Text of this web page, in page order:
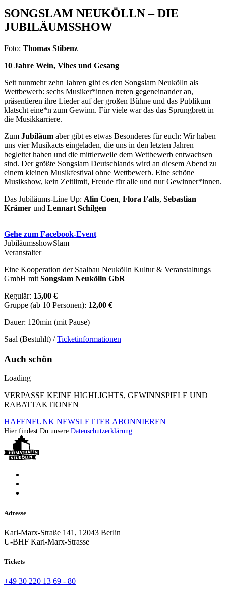
SONGSLAM NEUKÖLLN – DIE
JUBILÄUMSSHOW
Foto: Thomas Stibenz
10 Jahre Wein, Vibes und Gesang
Seit nunmehr zehn Jahren gibt es den Songslam Neukölln als
Wettbewerb: sechs Musiker*innen treten gegeneinander an,
präsentieren ihre Lieder auf der großen Bühne und das Publikum
klatscht eine*n zum Gewinn. Für viele war das das Sprungbrett in
die Musikkarriere.
Zum Jubiläum aber gibt es etwas Besonderes für euch: Wir haben
uns vier Musikacts eingeladen, die uns in den letzten Jahren
begleitet haben und die mittlerweile dem Wettbewerb entwachsen
sind. Der größte Songslam Deutschlands wird an diesem Abend zu
einem kleinen Musikfestival ohne Wettbewerb. Eine schöne
Musikshow, kein Zeitlimit, Freude für alle und nur Gewinner*innen.
Das Jubiläums-Line Up: Alin Coen, Flora Falls, Sebastian
Krämer und Lennart Schilgen
Gehe zum Facebook-Event
JubiläumsshowSlam
Veranstalter
Eine Kooperation der Saalbau Neukölln Kultur & Veranstaltungs
GmbH mit Songslam Neukölln GbR
Regulär: 15,00 €
Gruppe (ab 10 Personen): 12,00 €
Dauer: 120min (mit Pause)
Saal (Bestuhlt) /Ticketinformationen
Auch schön
Loading
VERPASSE KEINE HIGHLIGHTS, GEWINNSPIELE UND
RABATTAKTIONEN
HAFENFUNK NEWSLETTER ABONNIEREN
Hier findest Du unsere Datenschutzerklärung.
Adresse
Karl-Marx-Straße 141, 12043 Berlin
U-BHF Karl-Marx-Strasse
Tickets
+49 30 220 13 69 - 80